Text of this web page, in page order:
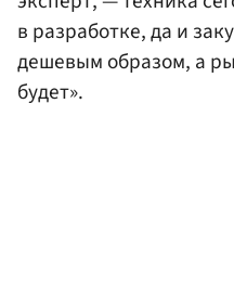
в разработке, да и
дешевым образом, а
будет».